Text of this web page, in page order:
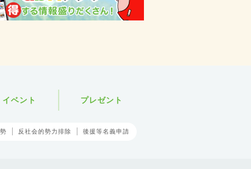
イベント プレゼント
反社会的勢力排除 後援等名義申請